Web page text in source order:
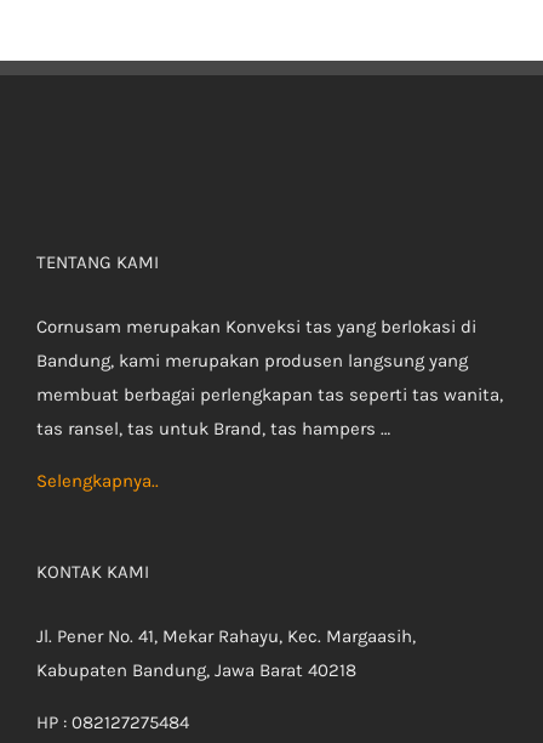
TENTANG KAMI
Cornusam merupakan Konveksi tas yang berlokasi di
Bandung, kami merupakan produsen langsung yang
membuat berbagai perlengkapan tas seperti tas wanita,
tas ransel, tas untuk Brand, tas hampers …
Selengkapnya..
KONTAK KAMI
Jl. Pener No. 41, Mekar Rahayu, Kec. Margaasih,
Kabupaten Bandung, Jawa Barat 40218
HP : 082127275484